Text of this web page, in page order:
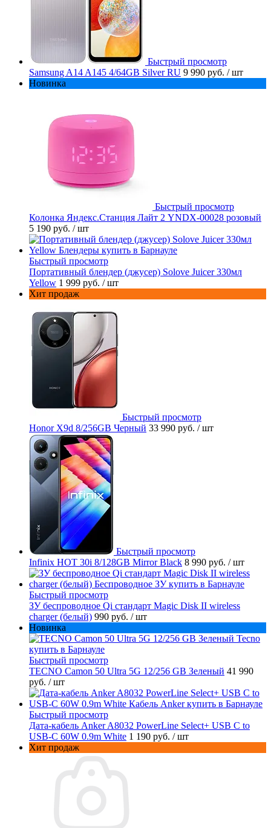
Быстрый просмотр
Samsung A14 A145 4/64GB Silver RU 9 990 руб. / шт
Новинка
Быстрый просмотр
Колонка Яндекс.Станция Лайт 2 YNDX-00028 розовый
5 190 руб. / шт
Быстрый просмотр
Портативный блендер (джусер) Solove Juicer 330мл
Yellow 1 999 руб. / шт
Хит продаж
Быстрый просмотр
Honor X9d 8/256GB Черный 33 990 руб. / шт
Быстрый просмотр
Infinix HOT 30i 8/128GB Mirror Black 8 990 руб. / шт
Быстрый просмотр
ЗУ беспроводное Qi стандарт Magic Disk II wireless
charger (белый) 990 руб. / шт
Новинка
Быстрый просмотр
TECNO Camon 50 Ultra 5G 12/256 GB Зеленый 41 990
руб. / шт
Быстрый просмотр
Дата-кабель Anker A8032 PowerLine Select+ USB C to
USB-C 60W 0.9m White 1 190 руб. / шт
Хит продаж